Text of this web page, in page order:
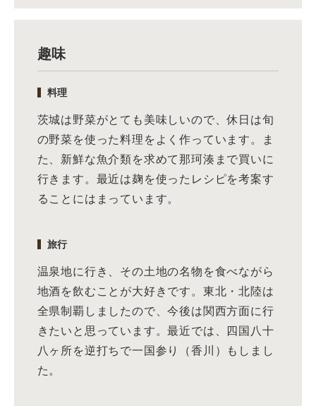
趣味
料理
茨城は野菜がとても美味しいので、休日は旬
の野菜を使った料理をよく作っています。ま
た、新鮮な魚介類を求めて那珂湊まで買いに
行きます。最近は麹を使ったレシピを考案す
ることにはまっています。
旅行
温泉地に行き、その土地の名物を食べながら
地酒を飲むことが大好きです。東北・北陸は
全県制覇しましたので、今後は関西方面に行
きたいと思っています。最近では、四国八十
八ヶ所を逆打ちで一国参り（香川）もしまし
た。